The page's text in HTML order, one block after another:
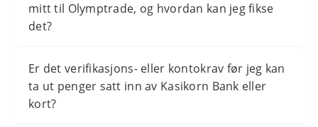
mitt til Olymptrade, og hvordan kan jeg fikse
det?
Er det verifikasjons- eller kontokrav før jeg kan
ta ut penger satt inn av Kasikorn Bank eller
kort?